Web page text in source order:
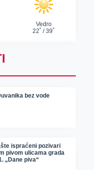
bez vode
ispraćeni pozivari
pivom ulicama grada
„Dane piva“